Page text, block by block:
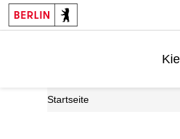
Startseite